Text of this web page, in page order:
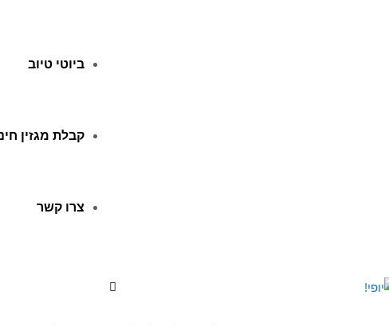
ביוטי טיוב
קבלת מגזין
צרו קשר